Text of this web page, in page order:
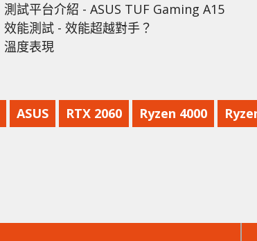
測試平台介紹 - ASUS TUF Gaming A15
效能測試 - 效能超越對手？
溫度表現
ASUS RTX 2060 Ryzen 4000